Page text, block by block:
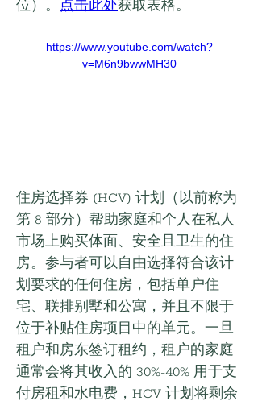
位）。 点击此处获取表格。
https://www.youtube.com/watch?
v=M6n9bwwMH30
住房选择券 (HCV) 计划（以前称为
第 8 部分）帮助家庭和个人在私人
市场上购买体面、安全且卫生的住
房。参与者可以自由选择符合该计
划要求的任何住房，包括单户住
宅、联排别墅和公寓，并且不限于
位于补贴住房项目中的单元。一旦
租户和房东签订租约，租户的家庭
通常会将其收入的 30%-40% 用于支
付房租和水电费，HCV 计划将剩余